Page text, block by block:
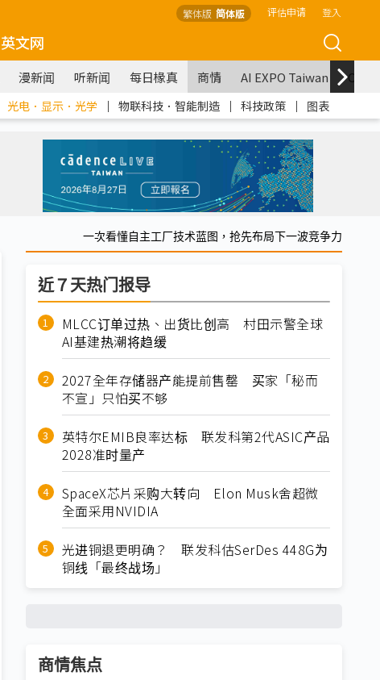
繁体版 简体版 评估申请 登入
英文网
漫新闻 听新闻 每日椽真 商情 AI EXPO Taiwan
光电．显示．光学 ｜ 物联科技．智能制造 ｜ 科技政策 ｜ 图表
一次看懂自主工厂技术蓝图，抢先布局下一波竞争力
近７天热门报导
MLCC订单过热、出货比创高 村田示警全球
AI基建热潮将趋缓
2027全年存储器产能提前售罄 买家「秘而
不宣」只怕买不够
英特尔EMIB良率达标 联发科第2代ASIC产品
2028准时量产
SpaceX芯片采购大转向 Elon Musk舍超微
全面采用NVIDIA
光进铜退更明确？ 联发科估SerDes 448G为
铜线「最终战场」
商情焦点